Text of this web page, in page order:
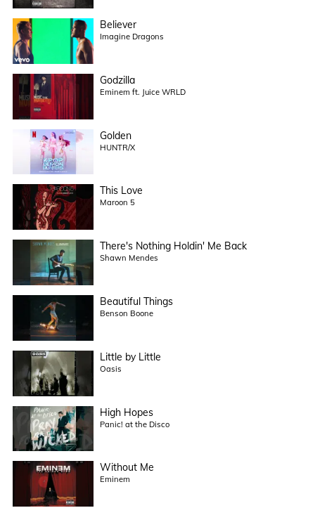
Believer
Imagine Dragons
Godzilla
Eminem ft. Juice WRLD
Golden
HUNTR/X
This Love
Maroon 5
There's Nothing Holdin' Me Back
Shawn Mendes
Beautiful Things
Benson Boone
Little by Little
Oasis
High Hopes
Panic! at the Disco
Without Me
Eminem